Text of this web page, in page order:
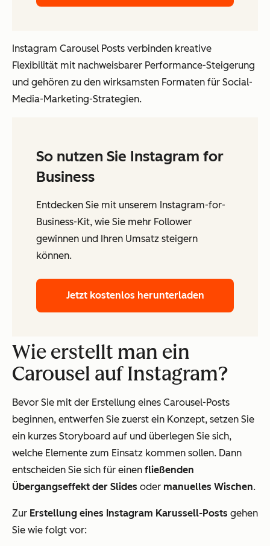
Instagram Carousel Posts verbinden kreative
Flexibilität mit nachweisbarer Performance-Steigerung
und gehören zu den wirksamsten Formaten für Social-
Media-Marketing-Strategien.
So nutzen Sie Instagram for
Business
Entdecken Sie mit unserem Instagram-for-
Business-Kit, wie Sie mehr Follower
gewinnen und Ihren Umsatz steigern
können.
Jetzt kostenlos herunterladen
Wie erstellt man ein
Carousel auf Instagram?
Bevor Sie mit der Erstellung eines Carousel-Posts
beginnen, entwerfen Sie zuerst ein Konzept, setzen Sie
ein kurzes Storyboard auf und überlegen Sie sich,
welche Elemente zum Einsatz kommen sollen. Dann
entscheiden Sie sich für einen fließenden
Übergangseffekt der Slides oder manuelles Wischen.
Zur Erstellung eines Instagram Karussell-Posts gehen
Sie wie folgt vor: